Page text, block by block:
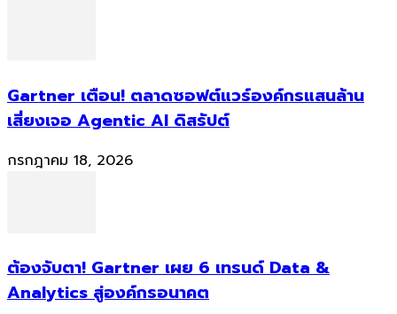
Gartner เตือน! ตลาดซอฟต์แวร์องค์กรแสนล้าน
เสี่ยงเจอ Agentic AI ดิสรัปต์
กรกฎาคม 18, 2026
ต้องจับตา! Gartner เผย 6 เทรนด์ Data &
Analytics สู่องค์กรอนาคต